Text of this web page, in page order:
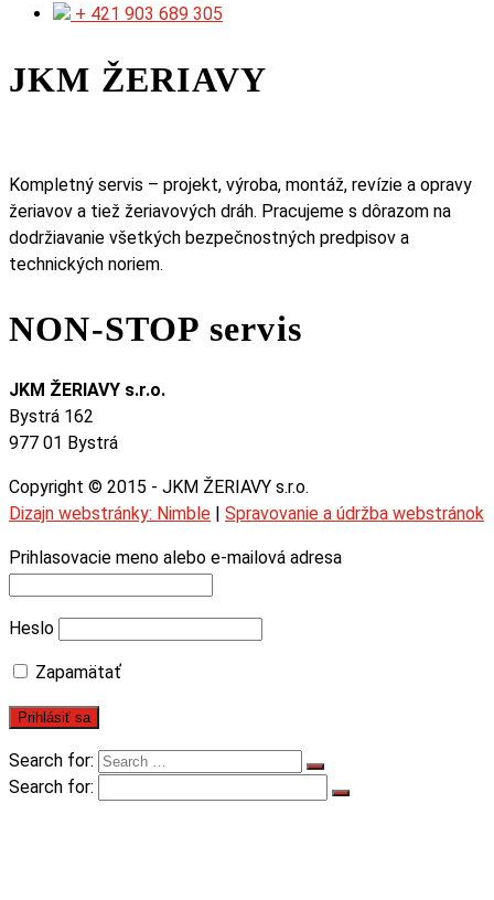
+ 421 903 689 305
JKM ŽERIAVY
Kompletný servis – projekt, výroba, montáž, revízie a opravy
žeriavov a tiež žeriavových dráh. Pracujeme s dôrazom na
dodržiavanie všetkých bezpečnostných predpisov a
technických noriem.
NON-STOP servis
JKM ŽERIAVY s.r.o.
Bystrá 162
977 01 Bystrá
Copyright © 2015 - JKM ŽERIAVY s.r.o.
Dizajn webstránky: Nimble | Spravovanie a údržba webstránok
Prihlasovacie meno alebo e-mailová adresa
Heslo
Zapamätať
Search for:
Search for: